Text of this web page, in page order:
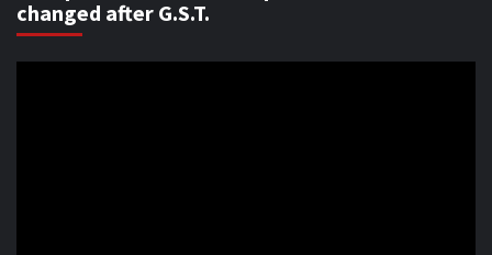
changed after G.S.T.